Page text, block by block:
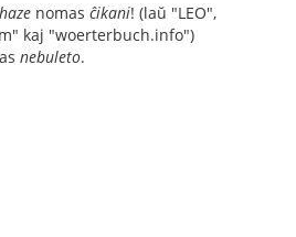
nomas ĉikani! (laŭ "LEO",
kaj "woerterbuch.info")
nebuleto.